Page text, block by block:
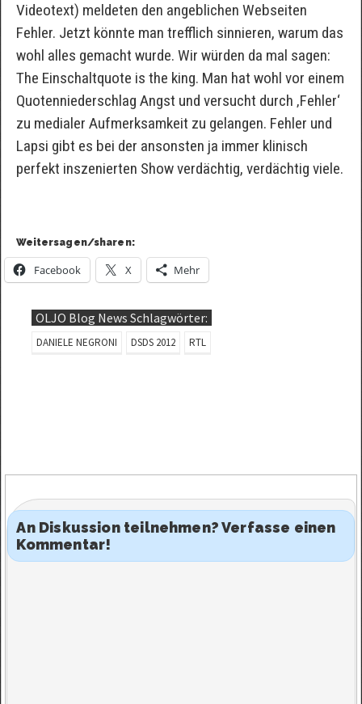
Videotext) meldeten den angeblichen Webseiten
Fehler. Jetzt könnte man trefflich sinnieren, warum das
wohl alles gemacht wurde. Wir würden da mal sagen:
The Einschaltquote is the king. Man hat wohl vor einem
Quotenniederschlag Angst und versucht durch ‚Fehler‘
zu medialer Aufmerksamkeit zu gelangen. Fehler und
Lapsi gibt es bei der ansonsten ja immer klinisch
perfekt inszenierten Show verdächtig, verdächtig viele.
Weitersagen/sharen:
Facebook X Mehr
OLJO Blog News Schlagwörter:
DANIELE NEGRONI DSDS 2012 RTL
An Diskussion teilnehmen? Verfasse einen
Kommentar!